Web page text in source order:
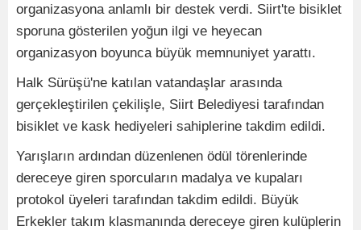
organizasyona anlamlı bir destek verdi. Siirt'te bisiklet
sporuna gösterilen yoğun ilgi ve heyecan
organizasyon boyunca büyük memnuniyet yarattı.
Halk Sürüşü'ne katılan vatandaşlar arasında
gerçekleştirilen çekilişle, Siirt Belediyesi tarafından
bisiklet ve kask hediyeleri sahiplerine takdim edildi.
Yarışların ardından düzenlenen ödül törenlerinde
dereceye giren sporcuların madalya ve kupaları
protokol üyeleri tarafından takdim edildi. Büyük
Erkekler takım klasmanında dereceye giren kulüplerin